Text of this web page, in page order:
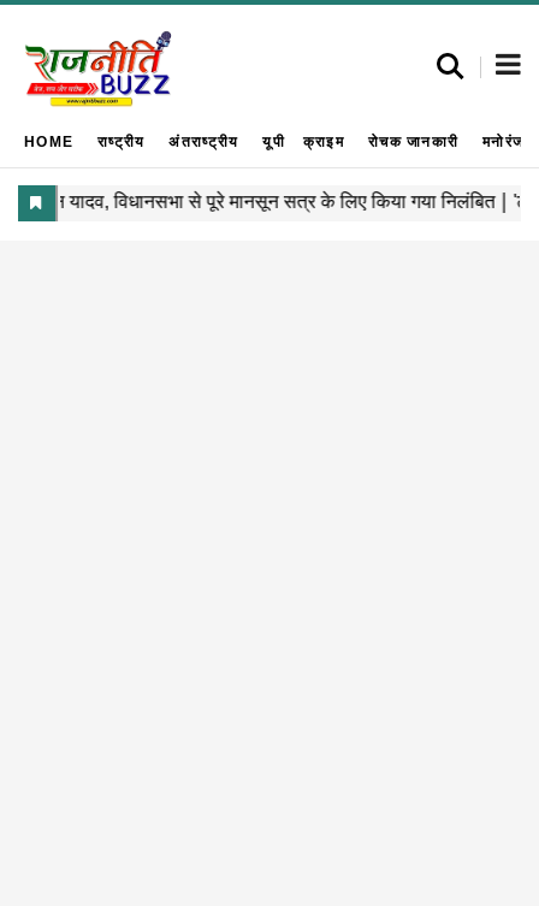
HOME राष्ट्रीय अंतराष्ट्रीय यूपी क्राइम रोचक जानकारी मनोरंजन